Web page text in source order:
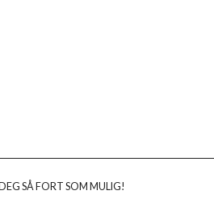
SÅ FORT SOM MULIG!